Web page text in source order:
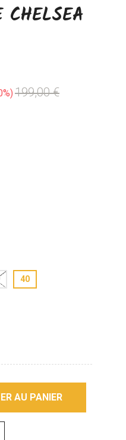
CHELSEA
199,00 €
40
AU PANIER